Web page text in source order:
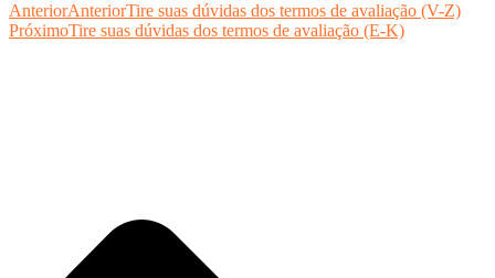
AnteriorAnteriorTire suas dúvidas dos termos de avaliação (V-Z)
PróximoTire suas dúvidas dos termos de avaliação (E-K)